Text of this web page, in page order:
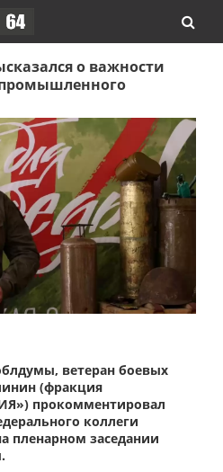
о важности
ветеран боевых
(фракция
прокомментировал
коллеги
пленарном заседании